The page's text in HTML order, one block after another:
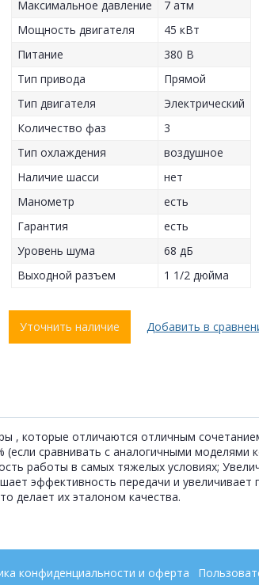
Максимальное давление
7 атм
Мощность двигателя
45 кВт
Питание
380 В
Тип привода
Прямой
Тип двигателя
Электрический
Количество фаз
3
Тип охлаждения
воздушное
Наличие шасси
нет
Манометр
есть
Гарантия
есть
Уровень шума
68 дБ
Выходной разъем
1 1/2 дюйма
Уточнить наличие Добавить в
, которые отличаются отличным
сравнивать с аналогичными моделями
работы в самых тяжелых условиях;
эффективность передачи и увеличивает
делает их эталоном качества.
конфиденциальности и оферта